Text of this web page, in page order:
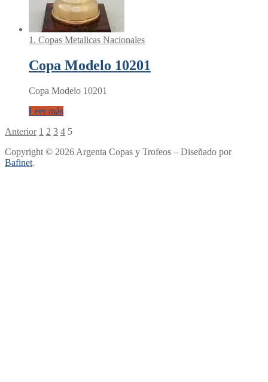
1. Copas Metalicas Nacionales
Copa Modelo 10201
Copa Modelo 10201
Leer más
Paginación
de
entradas
Anterior 1 2 3 4 5
Copyright © 2026 Argenta Copas y Trofeos – Diseñado por
Bafinet.